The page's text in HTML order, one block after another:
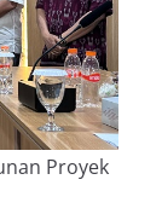
Proyek